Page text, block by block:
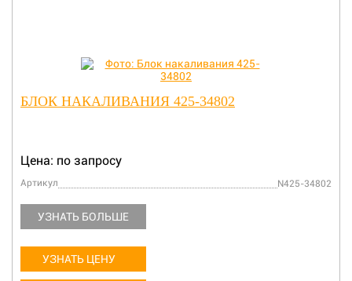
БЛОК НАКАЛИВАНИЯ 425-34802
Цена: по запросу
Артикул N425-34802
УЗНАТЬ БОЛЬШЕ
УЗНАТЬ ЦЕНУ